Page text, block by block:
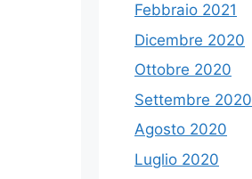
Febbraio 2021
Dicembre 2020
Ottobre 2020
Settembre 2020
Agosto 2020
Luglio 2020